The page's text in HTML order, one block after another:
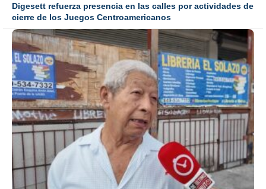
Digesett refuerza presencia en las calles por actividades de
cierre de los Juegos Centroamericanos